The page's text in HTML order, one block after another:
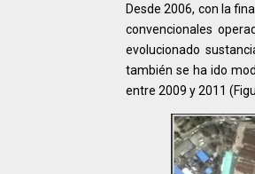
Desde 2006, con la
convencionales
evolucionado
también se ha ido
entre 2009 y 2011